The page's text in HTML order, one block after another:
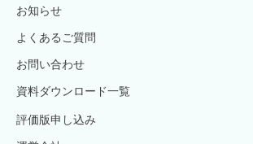
お知らせ
よくあるご質問
お問い合わせ
資料ダウンロード一覧
評価版申し込み